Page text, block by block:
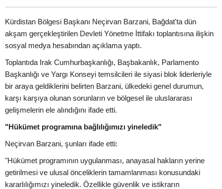
Kürdistan Bölgesi Başkanı Neçirvan Barzani, Bağdat'ta dün
akşam gerçekleştirilen Devleti Yönetme İttifakı toplantısına ilişkin
sosyal medya hesabından açıklama yaptı.
Toplantıda Irak Cumhurbaşkanlığı, Başbakanlık, Parlamento
Başkanlığı ve Yargı Konseyi temsilcileri ile siyasi blok liderleriyle
bir araya geldiklerini belirten Barzani, ülkedeki genel durumun,
karşı karşıya olunan sorunların ve bölgesel ile uluslararası
gelişmelerin ele alındığını ifade etti.
"Hükümet programına bağlılığımızı yineledik"
Neçirvan Barzani, şunları ifade etti:
"Hükümet programının uygulanması, anayasal hakların yerine
getirilmesi ve ulusal önceliklerin tamamlanması konusundaki
kararlılığımızı yineledik. Özellikle güvenlik ve istikrarın